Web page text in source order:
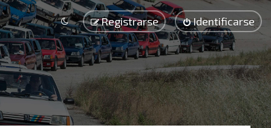
Identificarse
Registrarse